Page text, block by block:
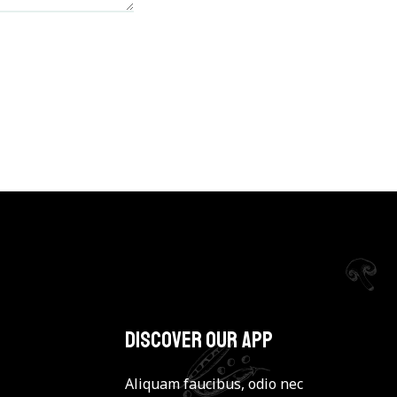
Discover our app
Aliquam faucibus, odio nec